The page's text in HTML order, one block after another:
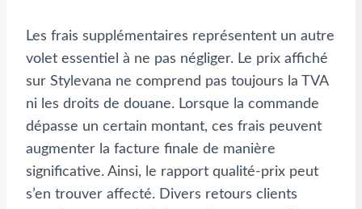
Les frais supplémentaires représentent un autre
volet essentiel à ne pas négliger. Le prix affiché
sur Stylevana ne comprend pas toujours la TVA
ni les droits de douane. Lorsque la commande
dépasse un certain montant, ces frais peuvent
augmenter la facture finale de manière
significative. Ainsi, le rapport qualité-prix peut
s’en trouver affecté. Divers retours clients